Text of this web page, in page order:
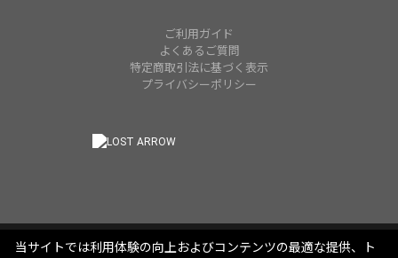
ご利用ガイド
よくあるご質問
特定商取引法に基づく表示
プライバシーポリシー
当サイトでは利用体験の向上およびコンテンツの最適な提供、ト